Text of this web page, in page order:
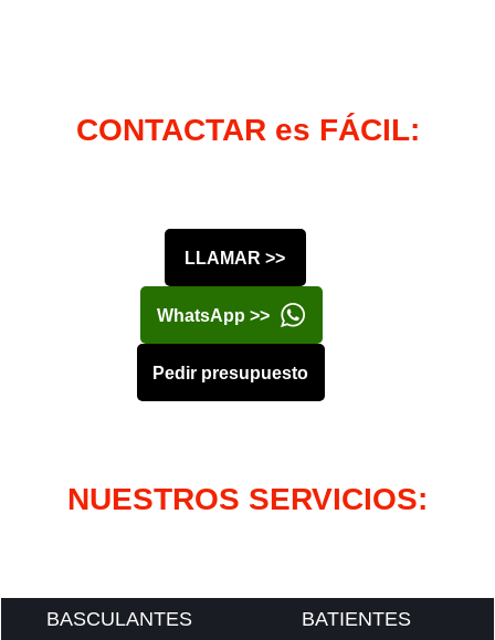
CONTACTAR es FÁCIL:
LLAMAR >>
WhatsApp >>
Pedir presupuesto
NUESTROS SERVICIOS:
BASCULANTES
BATIENTES